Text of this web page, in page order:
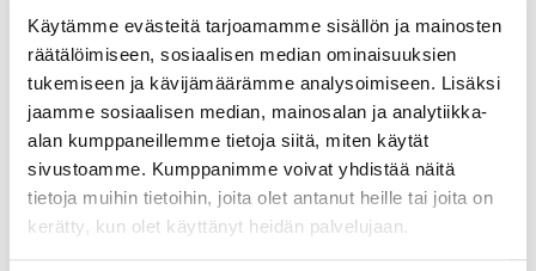
Käytämme evästeitä tarjoamamme sisällön ja mainosten
räätälöimiseen, sosiaalisen median ominaisuuksien
tukemiseen ja kävijämäärämme analysoimiseen. Lisäksi
jaamme sosiaalisen median, mainosalan ja analytiikka-
alan kumppaneillemme tietoja siitä, miten käytät
sivustoamme. Kumppanimme voivat yhdistää näitä
tietoja muihin tietoihin, joita olet antanut heille tai joita on
kerätty, kun olet käyttänyt heidän palvelujaan.
E.T. Listat, peitelista
15x70x3600 valkoinen
mänty, koriste,
poistuva
Raudoituskoroke
65/70mm 250kpl/sk